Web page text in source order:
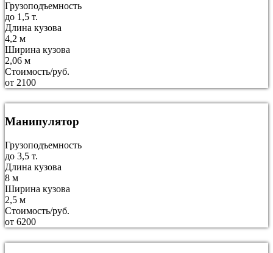
Грузоподъемность
до 1,5 т.
Длина кузова
4,2 м
Ширина кузова
2,06 м
Стоимость/руб.
от 2100
Манипулятор
Грузоподъемность
до 3,5 т.
Длина кузова
8 м
Ширина кузова
2,5 м
Стоимость/руб.
от 6200